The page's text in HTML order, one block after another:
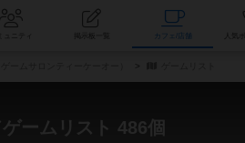
コミュニティ 掲示板一覧
ームリスト 486個